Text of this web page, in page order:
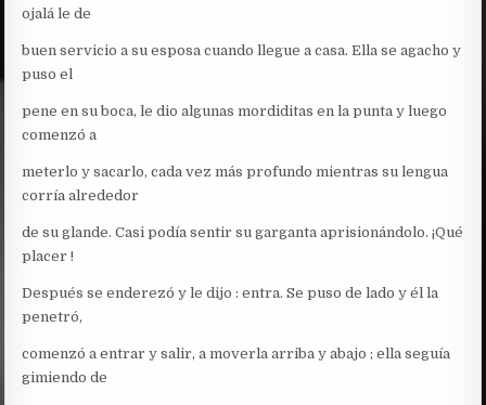
ojalá le de
buen servicio a su esposa cuando llegue a casa. Ella se agacho y
puso el
pene en su boca, le dio algunas mordiditas en la punta y luego
comenzó a
meterlo y sacarlo, cada vez más profundo mientras su lengua
corría alrededor
de su glande. Casi podía sentir su garganta aprisionándolo. ¡Qué
placer !
Después se enderezó y le dijo : entra. Se puso de lado y él la
penetró,
comenzó a entrar y salir, a moverla arriba y abajo ; ella seguía
gimiendo de